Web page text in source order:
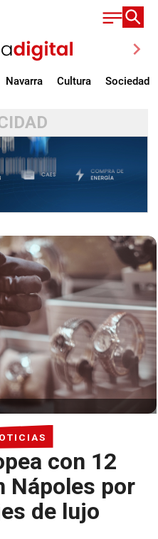
chevron_right
Navarra Cultura Sociedad
con 12
Nápoles por
de lujo